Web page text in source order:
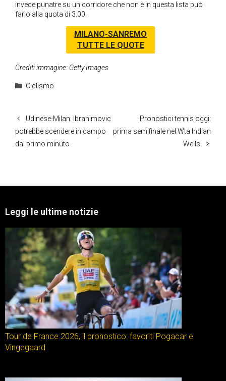
invece punatre su un corridore che non è in questa lista può
farlo alla quota di 3.00.
MILANO-SANREMO
TUTTE LE QUOTE
Crediti immagine: Getty Images
Categorie
Ciclismo
Udinese-Milan: Ibrahimovic
potrebbe scendere in campo
dal primo minuto
Pronostici tennis oggi:
prima semifinale nel Wta Indian
Wells
Leggi le ultime notizie
Tour de France 2026, il pronostico: favoriti Pogacar e
Vingegaard